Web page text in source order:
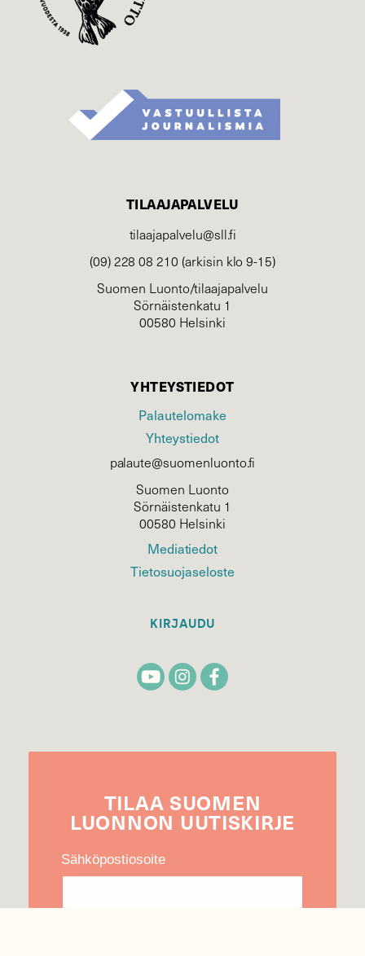
TILAAJAPALVELU
tilaajapalvelu@sll.fi
(09) 228 08 210 (arkisin klo 9-15)
Suomen Luonto/tilaajapalvelu
Sörnäistenkatu 1
00580 Helsinki
YHTEYSTIEDOT
Palautelomake
Yhteystiedot
palaute@suomenluonto.fi
Suomen Luonto
Sörnäistenkatu 1
00580 Helsinki
Mediatiedot
Tietosuojaseloste
KIRJAUDU
TILAA SUOMEN
LUONNON UUTIS­KIRJE
Sähköpostiosoite